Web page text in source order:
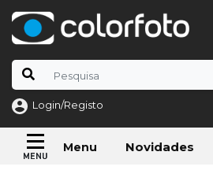
Login/Registo
Menu Novidades